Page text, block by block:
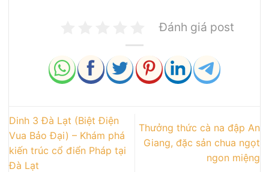
Đánh giá post
Dinh 3 Đà Lạt (Biệt Điện
Vua Bảo Đại) – Khám phá
kiến trúc cổ điển Pháp tại
Đà Lạt
Thưởng thức cà na đập An
Giang, đặc sản chua ngọt
ngon miệng